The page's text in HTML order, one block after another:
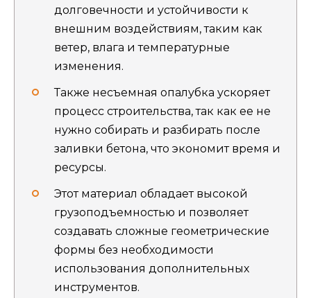
долговечности и устойчивости к
внешним воздействиям, таким как
ветер, влага и температурные
изменения.
Также несъемная опалубка ускоряет
процесс строительства, так как ее не
нужно собирать и разбирать после
заливки бетона, что экономит время и
ресурсы.
Этот материал обладает высокой
грузоподъемностью и позволяет
создавать сложные геометрические
формы без необходимости
использования дополнительных
инструментов.